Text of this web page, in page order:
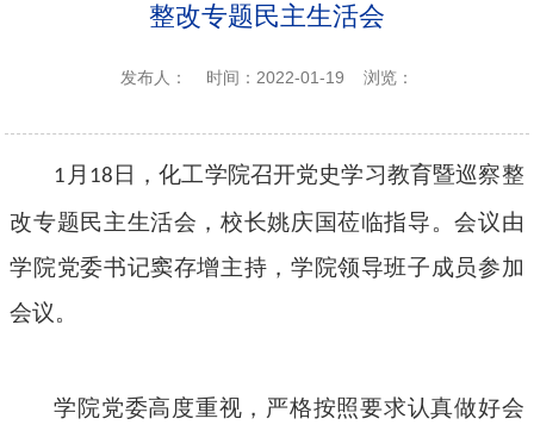
整改专题民主生活会
发布人： 时间：2022-01-19 浏览：
1 月 18 日，化工学院召开党史学习教育暨巡察整
改专题民主生活会，校长姚庆国莅临指导。会议由
学院党委书记窦存增主持，学院领导班子成员参加
会议。
学院党委高度重视，严格按照要求认真做好会